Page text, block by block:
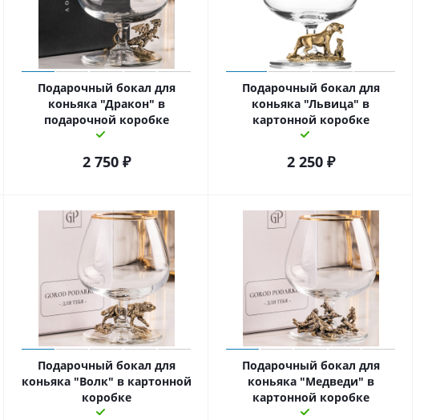
Подарочный бокал для
коньяка "Дракон" в
подарочной коробке
2 750₽
Подарочный бокал для
коньяка "Львица" в
картонной коробке
2 250₽
Подарочный бокал для
коньяка "Волк" в картонной
коробке
Подарочный бокал для
коньяка "Медведи" в
картонной коробке